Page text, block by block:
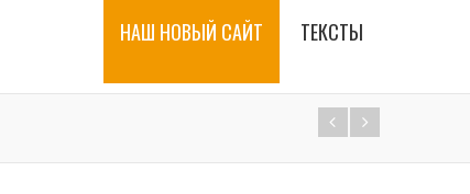
НАШ НОВЫЙ САЙТ ТЕКСТЫ